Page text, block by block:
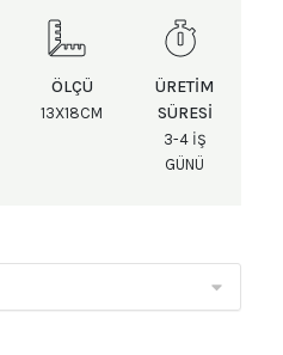
ÖLÇÜ
13X18CM
ÜRETIM
SÜRESI
3-4 IŞ
GÜNÜ